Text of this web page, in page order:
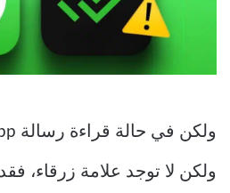
ولكن لا توجد علامة زرقاء،